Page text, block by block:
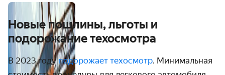
Новые пошлины, льготы и
подорожание техосмотра
В 2023 годуподорожает техосмотр. Минимальная